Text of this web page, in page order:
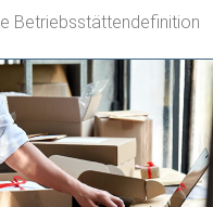
Betriebsstättendefinition